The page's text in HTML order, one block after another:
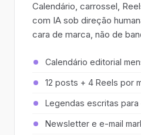
Calendário, carrossel,
com IA sob direção
cara de marca, não de
Calendário editorial
12 posts + 4 Reels por
Legendas escritas
Newsletter e e-mail